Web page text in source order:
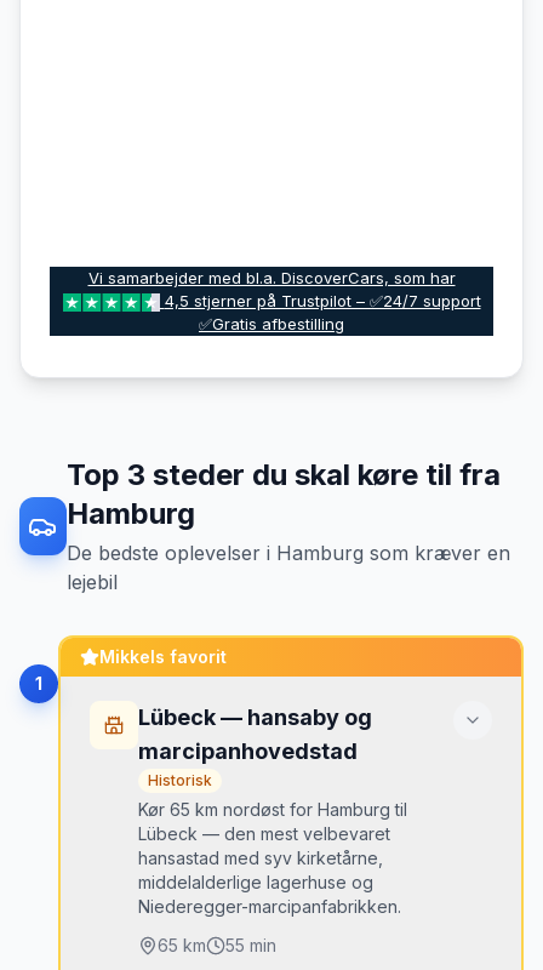
Vi samarbejder med bl.a. DiscoverCars, som har
4,5 stjerner på Trustpilot – ✅24/7 support
✅Gratis afbestilling
Top 3 steder du skal køre til fra
Hamburg
De bedste oplevelser i Hamburg som kræver en
lejebil
1
Mikkels favorit
Lübeck — hansaby og
marcipanhovedstad
Historisk
Kør 65 km nordøst for Hamburg til
Lübeck — den mest velbevaret
hansastad med syv kirketårne,
middelalderlige lagerhuse og
Niederegger-marcipanfabrikken.
65 km 55 min